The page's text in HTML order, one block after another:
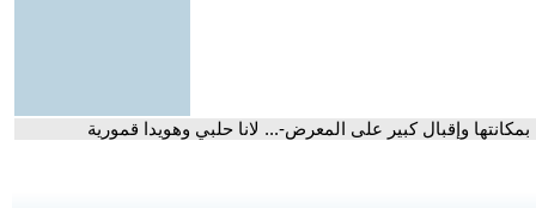
وإقبال كبير على المعرض-... لانا حلبي وهويدا قمورية